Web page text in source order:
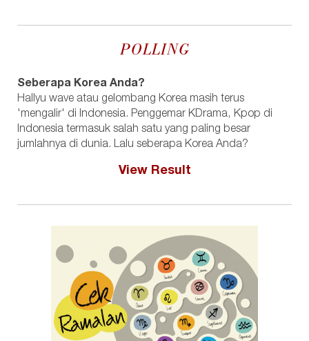
POLLING
Seberapa Korea Anda?
Hallyu wave atau gelombang Korea masih terus
'mengalir' di Indonesia. Penggemar KDrama, Kpop di
Indonesia termasuk salah satu yang paling besar
jumlahnya di dunia. Lalu seberapa Korea Anda?
View Result